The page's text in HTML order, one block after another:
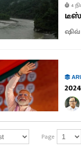
4
Page